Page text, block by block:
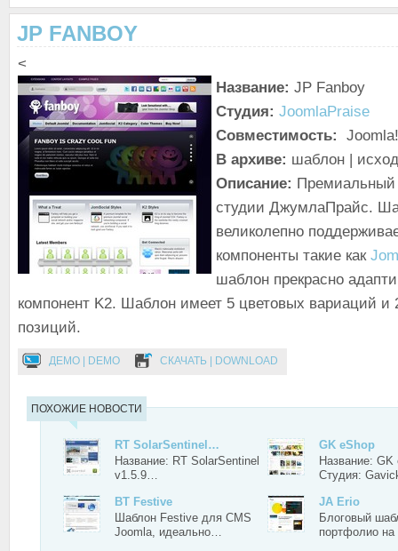
JP FANBOY
<
Название: JP Fanboy
Студия: JoomlaPraise
Совместимость:
В архиве: шаблон |
Описание:
студии ДжумлаПрайс.
великолепно
компоненты такие как
шаблон прекрасно
компонент K2. Шаблон имеет 5 цветовых вариаций и
позиций.
ДЕМО | DEMO СКАЧАТЬ | DOWNLOAD
ПОХОЖИЕ НОВОСТИ
RT SolarSentinel…
Название: RT SolarSentinel
v1.5.9…
GK eShop
Название: GK
Студия:
BT Festive
Шаблон Festive для CMS
Joomla, идеально…
JA Erio
Блоговый
портфолио